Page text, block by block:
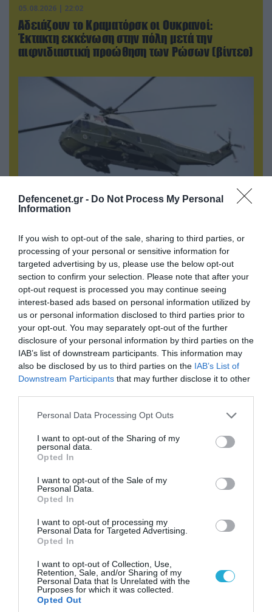
Defencenet.gr - Do Not Process My Personal
Information
If you wish to opt-out of the sale, sharing to third parties, or
processing of your personal or sensitive information for
targeted advertising by us, please use the below opt-out
section to confirm your selection. Please note that after your
opt-out request is processed you may continue seeing
interest-based ads based on personal information utilized by
us or personal information disclosed to third parties prior to
your opt-out. You may separately opt-out of the further
disclosure of your personal information by third parties on the
IAB’s list of downstream participants. This information may
also be disclosed by us to third parties on the IAB’s List of
Downstream Participants that may further disclose it to other
Please note that this website/app uses one or more Google
not limited to your visit or usage behaviour. You may click to
grant or deny consent to Google and its third-party tags to
use your data for below specified purposes in below Google
consent section.
Personal Data Processing Opt Outs
I want to opt-out of the Sharing of my
personal data.
Opted In
I want to opt-out of the Sale of my
Personal Data.
Opted In
I want to opt-out of processing my
Personal Data for Targeted Advertising.
Opted In
I want to opt-out of Collection, Use,
Retention, Sale, and/or Sharing of my
Personal Data that Is Unrelated with the
Purposes for which it was collected.
Opted Out
05.08.2026 | 22:02
Αδειάζουν το Κραματόρσκ οι Ουκρανοί:
Έκτακτη εκκένωση στην πόλη μετά την
αιφνιδιαστική προώθηση των Ρώσων (βίντεο)
ΗΠΑ: Σε εξέλιξη έρευνα της FAA για
περιστατικό με το προεδρικό ελικόπτερο
Marine One που μετέφερε τον Ν.Τραμπ
ΠΟΛΙΤΙΚΗ
06.08.2026 | 14:02
«Επιχείρηση ελεύθερα πεζοδρόμια» στην
αντικείμενα από κοινόχρηστους χώρους